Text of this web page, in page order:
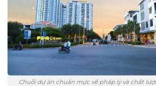
Chuỗi dự án chuẩn mực về pháp lý và chất